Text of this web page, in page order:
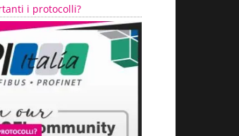
i protocolli?